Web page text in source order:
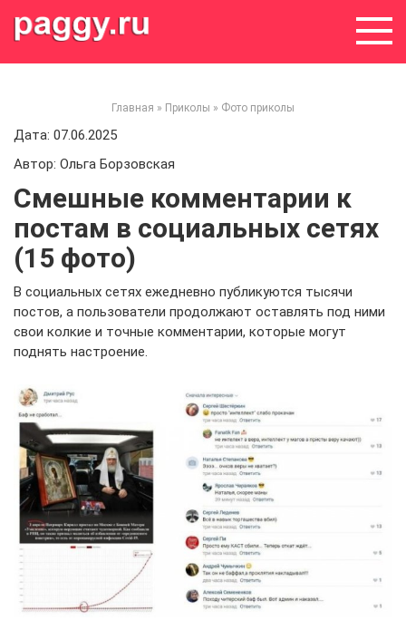
Главная » Приколы » Фото приколы
Дата: 07.06.2025
Автор: Ольга Борзовская
Смешные комментарии к
постам в социальных сетях
(15 фото)
В социальных сетях ежедневно публикуются тысячи
постов, а пользователи продолжают оставлять под ними
свои колкие и точные комментарии, которые могут
поднять настроение.